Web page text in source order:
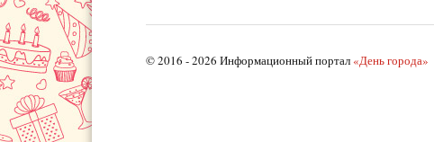
© 2016 - 2026 Информационный портал «День города»